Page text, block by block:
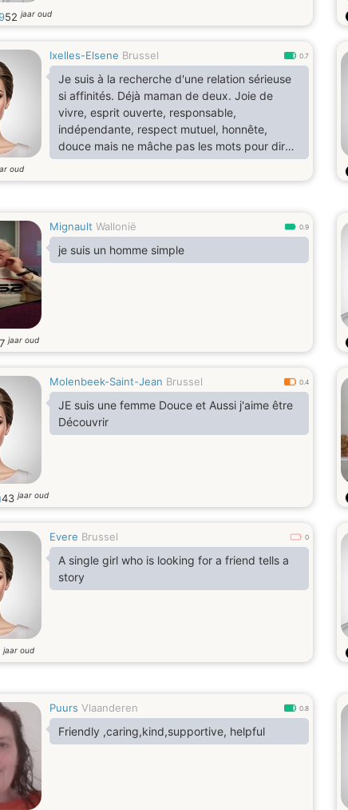
52jaar oud
Ixelles-Elsene Brussel 0.7
Je suis à la recherche d'une relation sérieuse
si affinités. Déjà maman de deux. Joie de
vivre, esprit ouverte, responsable,
indépendante, respect mutuel, honnête,
douce mais ne mâche pas les mots pour dire
qu'elle que chose qui ne va pas.
oud
Mignault Wallonië 0.9
je suis un homme simple
jaar oud
Molenbeek-Saint-Jean Brussel 0.4
JE suis une femme Douce et Aussi j'aime être
Découvrir
43jaar oud
Evere Brussel 0
A single girl who is looking for a friend tells a
story
jaar oud
Puurs Vlaanderen 0.8
Friendly ,caring,kind,supportive, helpful